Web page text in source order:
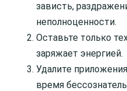
зависть,
неполноценности.
Оставьте только
заряжает энергией.
Удалите
время